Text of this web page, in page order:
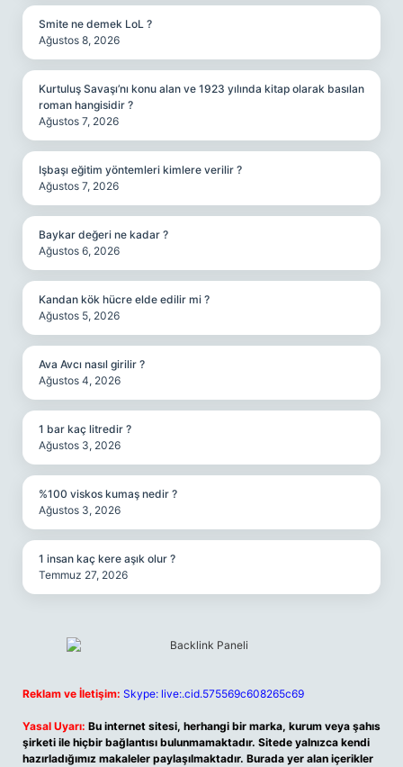
Smite ne demek LoL ?
Ağustos 8, 2026
Kurtuluş Savaşı’nı konu alan ve 1923 yılında kitap olarak basılan
roman hangisidir ?
Ağustos 7, 2026
Işbaşı eğitim yöntemleri kimlere verilir ?
Ağustos 7, 2026
Baykar değeri ne kadar ?
Ağustos 6, 2026
Kandan kök hücre elde edilir mi ?
Ağustos 5, 2026
Ava Avcı nasıl girilir ?
Ağustos 4, 2026
1 bar kaç litredir ?
Ağustos 3, 2026
%100 viskos kumaş nedir ?
Ağustos 3, 2026
1 insan kaç kere aşık olur ?
Temmuz 27, 2026
Reklam ve İletişim: Skype: live:.cid.575569c608265c69
Yasal Uyarı: Bu internet sitesi, herhangi bir marka, kurum veya şahıs
şirketi ile hiçbir bağlantısı bulunmamaktadır. Sitede yalnızca kendi
hazırladığımız makaleler paylaşılmaktadır. Burada yer alan içerikler